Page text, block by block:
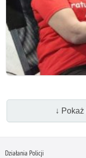
↓
Działania Policji